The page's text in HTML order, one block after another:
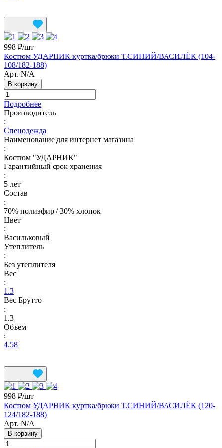
998 ₽/шт
Костюм УДАРНИК куртка/брюки Т.СИНИЙ/ВАСИЛЁК (104-
108/182-188)
Арт. N/A
В корзину
Подробнее
Производитель
:
Спецодежда
Наименование для интернет магазина
:
Костюм "УДАРНИК"
Гарантийный срок хранения
:
5 лет
Состав
:
70% полиэфир / 30% хлопок
Цвет
:
Васильковый
Утеплитель
:
Без утеплителя
Вес
:
1.3
Вес Брутто
:
1.3
Объем
:
4.58
998 ₽/шт
Костюм УДАРНИК куртка/брюки Т.СИНИЙ/ВАСИЛЁК (120-
124/182-188)
Арт. N/A
В корзину